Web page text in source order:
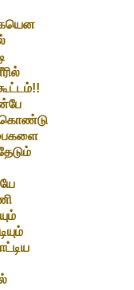
கொண்டு